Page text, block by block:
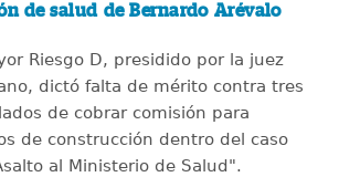
de salud de Bernardo Arévalo
Riesgo D, presidido por la juez
dictó falta de mérito contra tres
de cobrar comisión para
de construcción dentro del caso
al Ministerio de Salud".